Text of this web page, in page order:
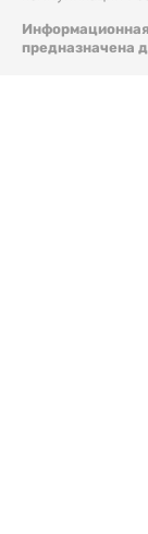
предназначена